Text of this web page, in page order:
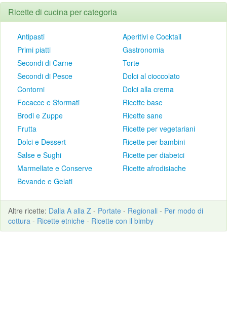
Ricette di cucina per categoria
Antipasti
Primi piatti
Secondi di Carne
Secondi di Pesce
Contorni
Focacce e Sformati
Brodi e Zuppe
Frutta
Dolci e Dessert
Salse e Sughi
Marmellate e Conserve
Bevande e Gelati
Aperitivi e Cocktail
Gastronomia
Torte
Dolci al cioccolato
Dolci alla crema
Ricette base
Ricette sane
Ricette per vegetariani
Ricette per bambini
Ricette per diabetci
Ricette afrodisiache
Altre ricette: Dalla A alla Z - Portate - Regionali - Per modo di
cottura - Ricette etniche - Ricette con il bimby